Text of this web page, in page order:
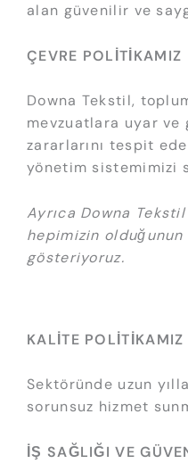
alan güvenilir ve
ÇEVRE POLİTİKAMIZ
Downa Tekstil,
mevzuatlara uyar
zararlarını tespit
yönetim sistemimizi
Ayrıca Downa
hepimizin
gösteriyoruz.
KALİTE POLİTİKAMIZ
Sektöründe uzun
sorunsuz hizmet
İŞ SAĞLIĞI VE